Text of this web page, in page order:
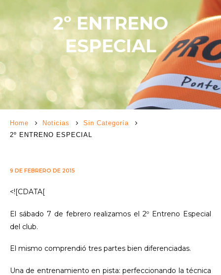
2º ENTRENO
ESPECIAL
Home Noticias
Sin Categoría
2º ENTRENO ESPECIAL
9 DE FEBRERO DE 2015
<![CDATA[
El sábado 7 de febrero realizamos el 2º Entreno Especial
del club.
El mismo comprendió tres partes bien diferenciadas.
Una de entrenamiento en pista: perfeccionando la técnica